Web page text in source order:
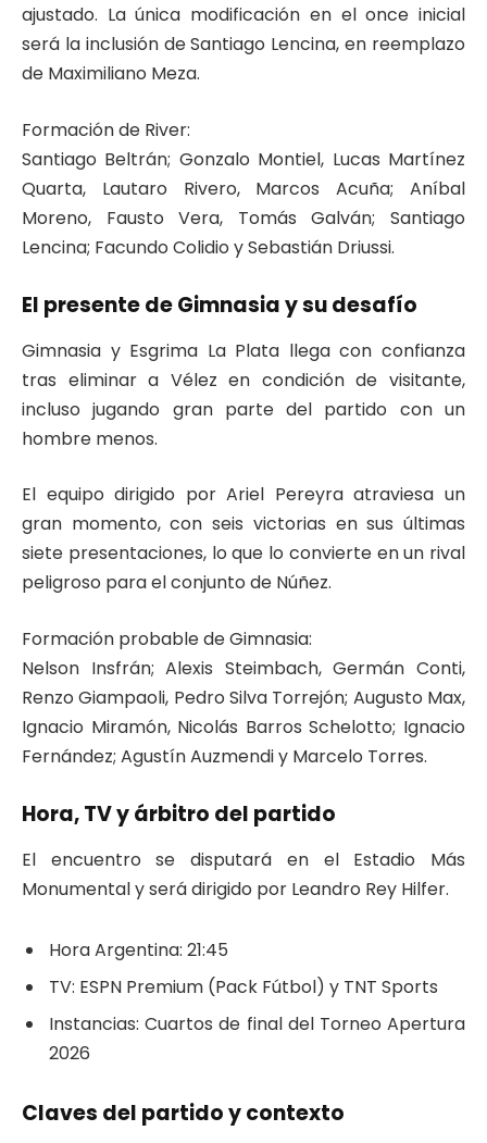
ajustado. La única modificación en el once inicial
será la inclusión de Santiago Lencina, en reemplazo
de Maximiliano Meza.
Formación de River:
Santiago Beltrán; Gonzalo Montiel, Lucas Martínez
Quarta, Lautaro Rivero, Marcos Acuña; Aníbal
Moreno, Fausto Vera, Tomás Galván; Santiago
Lencina; Facundo Colidio y Sebastián Driussi.
El presente de Gimnasia y su desafío
Gimnasia y Esgrima La Plata llega con confianza
tras eliminar a Vélez en condición de visitante,
incluso jugando gran parte del partido con un
hombre menos.
El equipo dirigido por Ariel Pereyra atraviesa un
gran momento, con seis victorias en sus últimas
siete presentaciones, lo que lo convierte en un rival
peligroso para el conjunto de Núñez.
Formación probable de Gimnasia:
Nelson Insfrán; Alexis Steimbach, Germán Conti,
Renzo Giampaoli, Pedro Silva Torrejón; Augusto Max,
Ignacio Miramón, Nicolás Barros Schelotto; Ignacio
Fernández; Agustín Auzmendi y Marcelo Torres.
Hora, TV y árbitro del partido
El encuentro se disputará en el Estadio Más
Monumental y será dirigido por Leandro Rey Hilfer.
Hora Argentina: 21:45
TV: ESPN Premium (Pack Fútbol) y TNT Sports
Instancias: Cuartos de final del Torneo Apertura
2026
Claves del partido y contexto